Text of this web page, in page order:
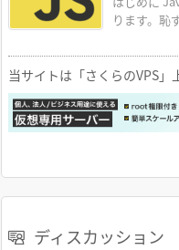
ります。恥
当サイトは「さくらのVPS」
ディスカッション